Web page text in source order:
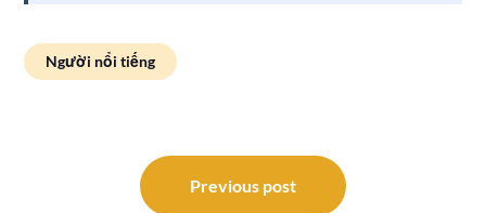
Người nổi tiếng
Previous post